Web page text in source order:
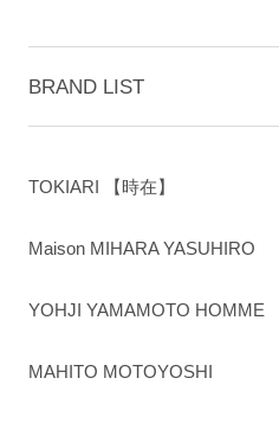
BRAND LIST
TOKIARI 【時在】
Maison MIHARA YASUHIRO
YOHJI YAMAMOTO HOMME
MAHITO MOTOYOSHI